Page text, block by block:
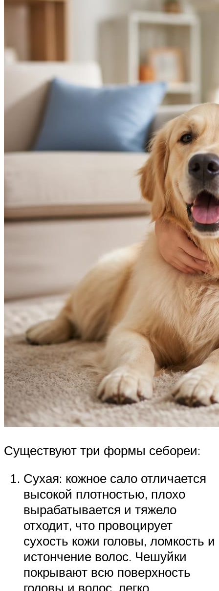
Существуют три формы себореи:
Сухая: кожное сало отличается
высокой плотностью, плохо
вырабатывается и тяжело
отходит, что провоцирует
сухость кожи головы, ломкость и
истончение волос. Чешуйки
покрывают всю поверхность
головы и волос, легко